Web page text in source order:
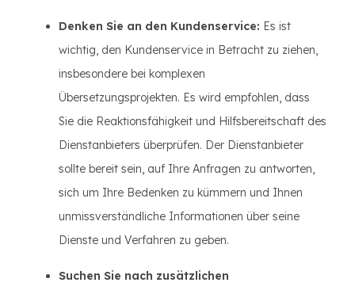
Denken Sie an den Kundenservice: Es ist
wichtig, den Kundenservice in Betracht zu ziehen,
insbesondere bei komplexen
Übersetzungsprojekten. Es wird empfohlen, dass
Sie die Reaktionsfähigkeit und Hilfsbereitschaft des
Dienstanbieters überprüfen. Der Dienstanbieter
sollte bereit sein, auf Ihre Anfragen zu antworten,
sich um Ihre Bedenken zu kümmern und Ihnen
unmissverständliche Informationen über seine
Dienste und Verfahren zu geben.
Suchen Sie nach zusätzlichen